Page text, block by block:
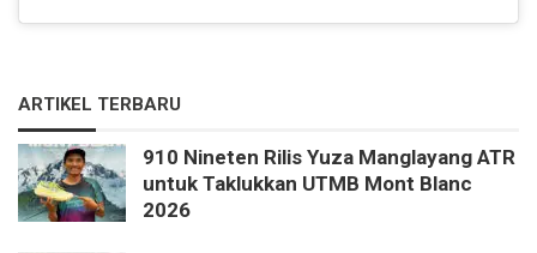
ARTIKEL TERBARU
910 Nineten Rilis Yuza Manglayang ATR
untuk Taklukkan UTMB Mont Blanc
2026